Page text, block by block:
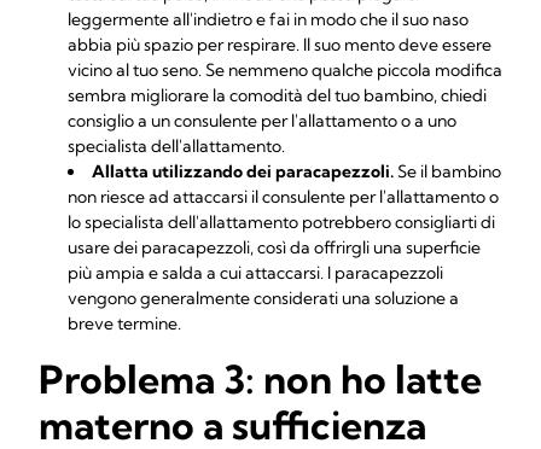
leggermente all'indietro e fai in modo che il suo naso
abbia più spazio per respirare. Il suo mento deve essere
vicino al tuo seno. Se nemmeno qualche piccola modifica
sembra migliorare la comodità del tuo bambino, chiedi
consiglio a un consulente per l'allattamento o a uno
specialista dell'allattamento.
Allatta utilizzando dei paracapezzoli.Se il bambino
non riesce ad attaccarsi il consulente per l'allattamento o
lo specialista dell'allattamento potrebbero consigliarti di
usare dei paracapezzoli, così da offrirgli una superficie
più ampia e salda a cui attaccarsi. I paracapezzoli
vengono generalmente considerati una soluzione a
breve termine.
Problema 3: non ho latte
materno a sufficienza